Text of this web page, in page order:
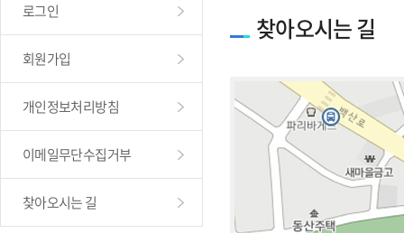
로그인
회원가입
개인정보처리방침
이메일무단수집거부
찾아오시는 길
찾아오시는 길